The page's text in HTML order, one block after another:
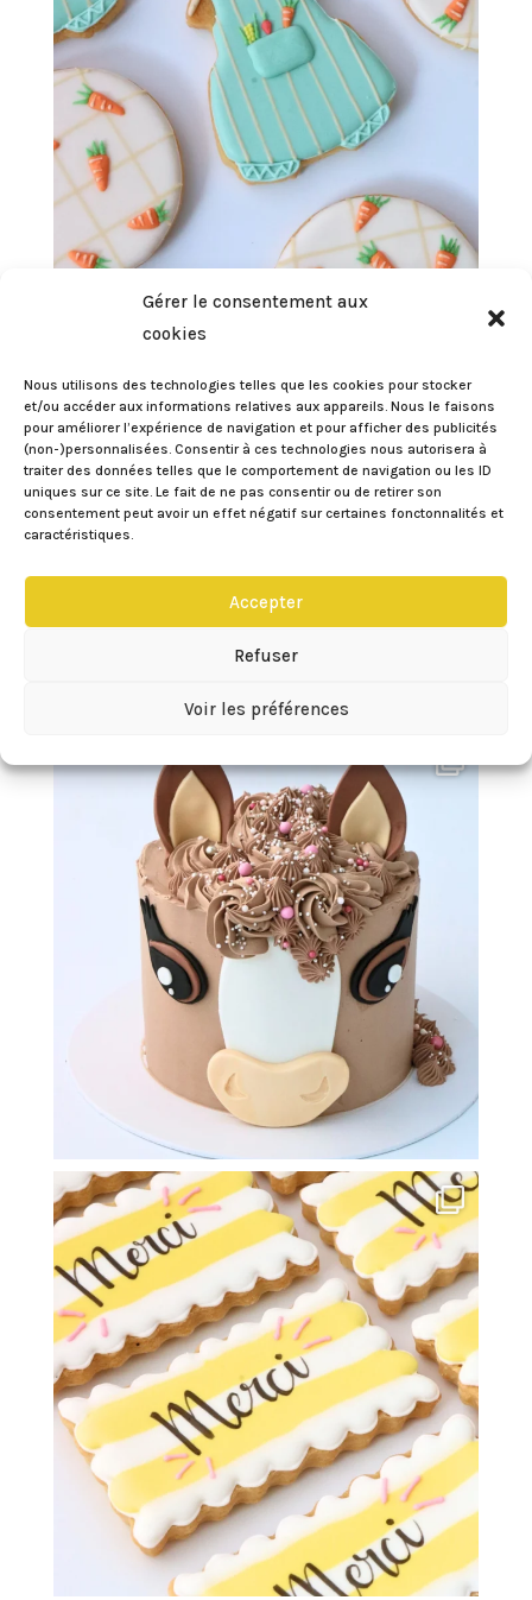
Gérer le consentement aux
cookies
Nous utilisons des technologies telles que les cookies pour stocker
et/ou accéder aux informations relatives aux appareils. Nous le faisons
pour améliorer l’expérience de navigation et pour afficher des publicités
(non-)personnalisées. Consentir à ces technologies nous autorisera à
traiter des données telles que le comportement de navigation ou les ID
uniques sur ce site. Le fait de ne pas consentir ou de retirer son
consentement peut avoir un effet négatif sur certaines fonctonnalités et
caractéristiques.
Accepter
Refuser
Voir les préférences